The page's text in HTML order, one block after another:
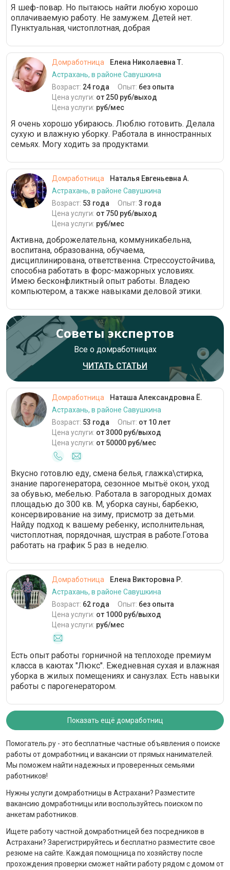
Я шеф-повар. Но пытаюсь найти любую хорошо
оплачиваемую работу. Не замужем. Детей нет.
Пунктуальная, чистоплотная, добрая
Домработница
Елена Николаевна Т.
Астрахань, в районе Савушкина
Возраст: 24 года Опыт: без опыта
Цена услуги: от 250 руб/выход
Цена услуги: руб/мес
Я очень хорошо убираюсь. Люблю готовить. Делала
сухую и влажную уборку. Работала в инностранных
семьях. Могу ходить за продуктами.
Домработница
Наталья Евгеньевна А.
Астрахань, в районе Савушкина
Возраст: 53 года Опыт: 3 года
Цена услуги: от 750 руб/выход
Цена услуги: руб/мес
Активна, доброжелательна, коммуникабельна,
воспитана, образованна, обучаема,
дисциплинирована, ответственна. Стрессоустойчива,
способна работать в форс-мажорных условиях.
Имею бесконфликтный опыт работы. Владею
компьютером, а также навыками деловой этики.
Советы экспертов
Все о домработницах
ЧИТАТЬ СТАТЬИ
Домработница
Наташа Александровна Ё.
Астрахань, в районе Савушкина
Возраст: 53 года Опыт: от 10 лет
Цена услуги: от 3000 руб/выход
Цена услуги: от 50000 руб/мес
Вкусно готовлю еду, смена белья, глажка\стирка,
знание парогенератора, сезонное мытьё окон, уход
за обувью, мебелью. Работала в загородных домах
площадью до 300 кв. М, уборка сауны, барбекю,
консервирование на зиму, присмотр за детьми.
Найду подход к вашему ребенку, исполнительная,
чистоплотная, порядочная, шустрая в работе.Готова
работать на график 5 раз в неделю.
Домработница
Елена Викторовна Р.
Астрахань, в районе Савушкина
Возраст: 62 года Опыт: без опыта
Цена услуги: от 1000 руб/выход
Цена услуги: руб/мес
Есть опыт работы горничной на теплоходе премиум
класса в каютах "Люкс". Ежедневная сухая и влажная
уборка в жилых помещениях и санузлах. Есть навыки
работы с парогенератором.
Показать ещё домработниц
Помогатель.ру - это бесплатные частные объявления о поиске
работы от домработниц и вакансии от прямых нанимателей.
Мы поможем найти надежных и проверенных семьями
работников!
Нужны услуги домработницы в Астрахани? Разместите
вакансию домработницы или воспользуйтесь поиском по
анкетам работников.
Ищете работу частной домработницей без посредников в
Астрахани? Зарегистрируйтесь и бесплатно разместите свое
резюме на сайте. Каждая помощница по хозяйству после
прохождения проверки сможет найти работу рядом с домом от